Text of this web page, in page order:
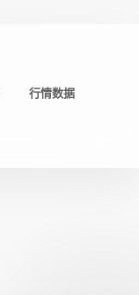
行情数据